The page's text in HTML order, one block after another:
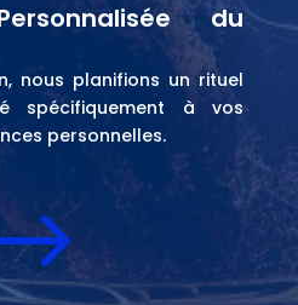
du
nous planifions un rituel
spécifiquement à vos
personnelles.